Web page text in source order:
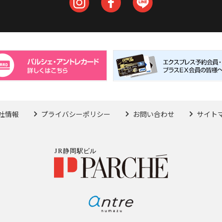
情報 プライバシーポリシー お問い合わせ サイト